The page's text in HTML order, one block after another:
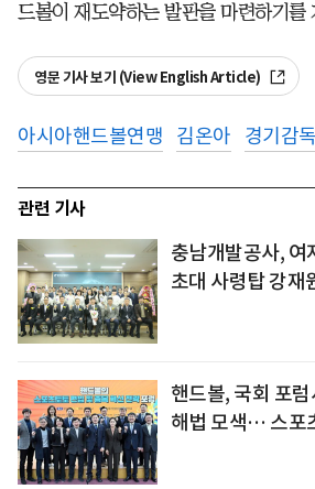
드볼이 재도약하는 발판을 마련하기를
영문 기사 보기 (View English Article)
아시아핸드볼연맹 김온아 경기감
관련 기사
충남개발공사,
초대 사령탑 강재
핸드볼, 국회 포
해법 모색… 스포